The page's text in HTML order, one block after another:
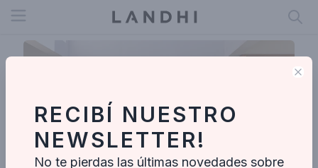
Open menu
RECIBÍ NUESTRO
NEWSLETTER!
No te pierdas las últimas novedades sobre